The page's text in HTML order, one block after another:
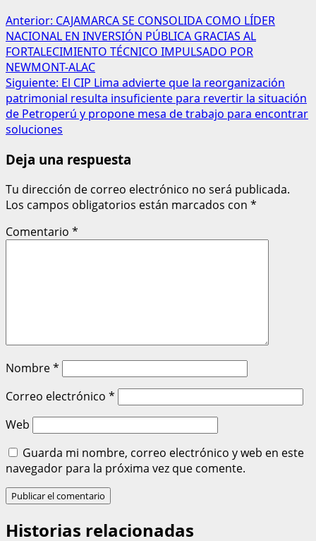
Anterior: CAJAMARCA SE CONSOLIDA COMO LÍDER
NACIONAL EN INVERSIÓN PÚBLICA GRACIAS AL
FORTALECIMIENTO TÉCNICO IMPULSADO POR
NEWMONT-ALAC
Siguiente: El CIP Lima advierte que la reorganización
patrimonial resulta insuficiente para revertir la situación
de Petroperú y propone mesa de trabajo para encontrar
soluciones
Deja una respuesta
Tu dirección de correo electrónico no será publicada.
Los campos obligatorios están marcados con *
Comentario *
Nombre*
Correo electrónico *
Web
Guarda mi nombre, correo electrónico y web en este
navegador para la próxima vez que comente.
Historias relacionadas